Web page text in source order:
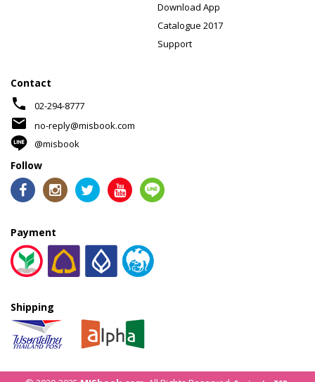
Download App
Catalogue 2017
Support
Contact
phone 02-294-8777
mail
no-reply@misbook.com
@misbook
Follow
Payment
Shipping